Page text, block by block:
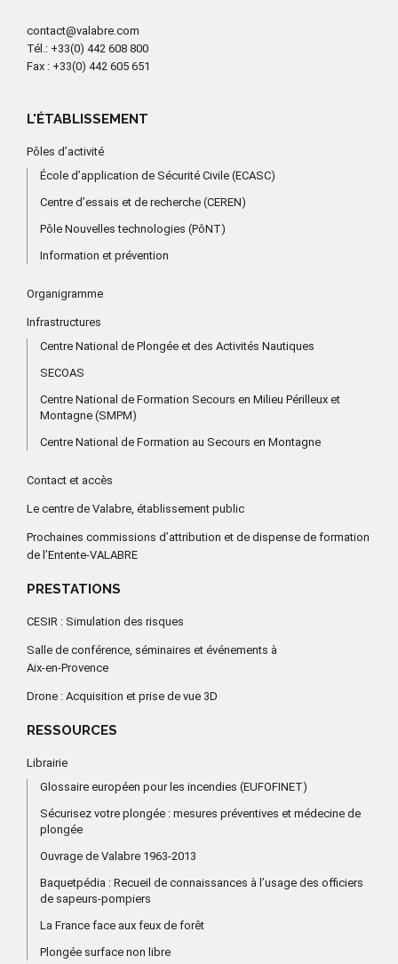
contact@valabre.com
Tél.: +33(0) 442 608 800
Fax : +33(0) 442 605 651
L'ÉTABLISSEMENT
Pôles d’activité
École d’application de Sécurité Civile (ECASC)
Centre d’essais et de recherche (CEREN)
Pôle Nouvelles technologies (PôNT)
Information et prévention
Organigramme
Infrastructures
Centre National de Plongée et des Activités Nautiques
SECOAS
Centre National de Formation Secours en Milieu Périlleux et
Montagne (SMPM)
Centre National de Formation au Secours en Montagne
Contact et accès
Le centre de Valabre, établissement public
Prochaines commissions d’attribution et de dispense de formation
de l’Entente-VALABRE
PRESTATIONS
CESIR : Simulation des risques
Salle de conférence, séminaires et événements à
Aix-en-Provence
Drone : Acquisition et prise de vue 3D
RESSOURCES
Librairie
Glossaire européen pour les incendies (EUFOFINET)
Sécurisez votre plongée : mesures préventives et médecine de
plongée
Ouvrage de Valabre 1963-2013
Baquetpédia : Recueil de connaissances à l’usage des officiers
de sapeurs-pompiers
La France face aux feux de forêt
Plongée surface non libre